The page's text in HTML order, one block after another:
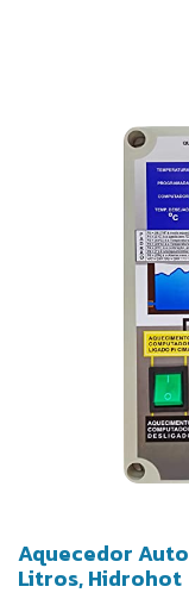
Aquecedor
Litros, Hidrohot